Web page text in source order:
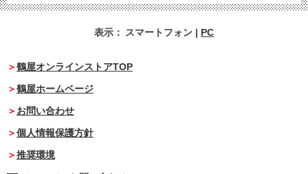
表示： スマートフォン | PC
鶴屋オンラインストアTOP
鶴屋ホームページ
お問い合わせ
個人情報保護方針
推奨環境